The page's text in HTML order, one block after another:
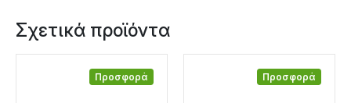
Σχετικά προϊόντα
Προσφορά Προσφορά